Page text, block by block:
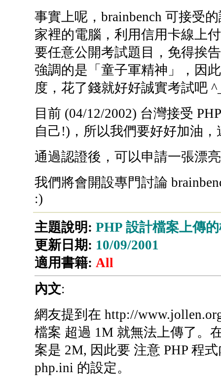
事實上呢，brainbench 可接受
家裡的電腦，利用信用卡線上
要任意公開考試題目，免得挨
強調的是「童子軍精神」，因
度，花了錢就好好誠實考試吧
目前 (04/12/2002) 台灣接受
自己!)，所以我們要好好加油
通過認證後，可以申請一張漂
我們將會開設專門討論
:)
主題說明: PHP 設計檔案上傳
更新日期: 10/09/2001
適用書籍: All
內文:
網友提到在 http://
檔案 超過 1M 就無法上傳了。
案是 2M, 因此要 注意 PHP 程
php.ini 的設定。